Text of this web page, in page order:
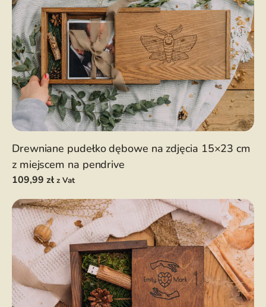
Drewniane pudełko dębowe na zdjęcia 15×23 cm
z miejscem na pendrive
109,99 zł z Vat